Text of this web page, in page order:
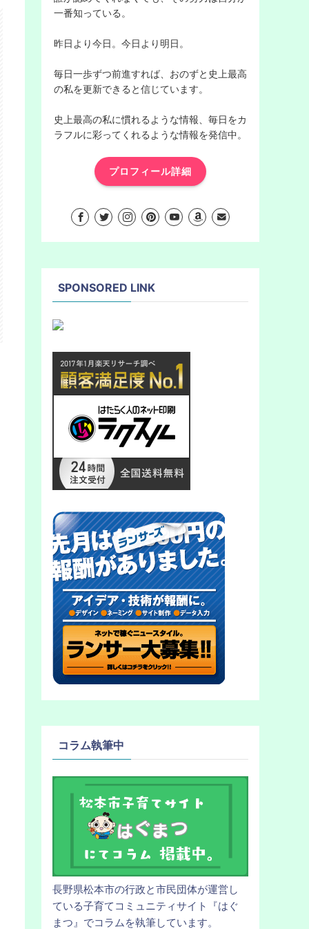
一番知っている。
昨日より今日。今日より明日。
毎日一歩ずつ前進すれば、おのずと史上最高
の私を更新できると信じています。
史上最高の私に慣れるような情報、毎日をカ
ラフルに彩ってくれるような情報を発信中。
プロフィール詳細
SPONSORED LINK
コラム執筆中
長野県松本市の行政と市民団体が運営し
ている子育てコミュニティサイト『はぐ
まつ』でコラムを執筆しています。